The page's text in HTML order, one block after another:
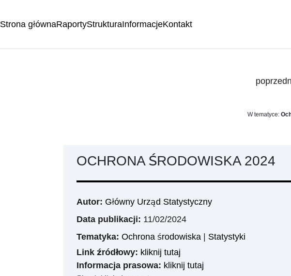
Strona głównaRaportyStrukturaInformacjeKontakt
W tematyce:
OCHRONA ŚRODOWISKA 2024
Autor: Główny Urząd Statystyczny
Data publikacji: 11/02/2024
Tematyka: Ochrona środowiska| Statystyki
Link źródłowy: kliknij tutaj
Informacja prasowa: kliknij tutaj